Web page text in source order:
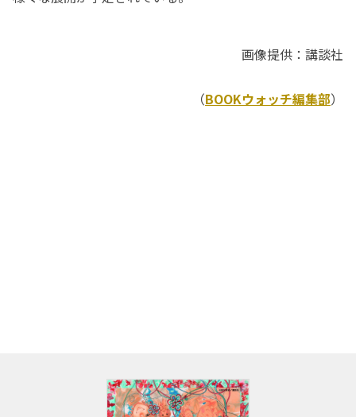
画像提供：講談社
（BOOKウォッチ編集部）